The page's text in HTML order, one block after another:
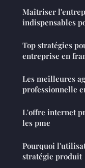
Maîtriser
indispensables
Top stratégies
entreprise en
Les meilleures
professionnelle
L'offre internet
les pme
Pourquoi
stratégie produit